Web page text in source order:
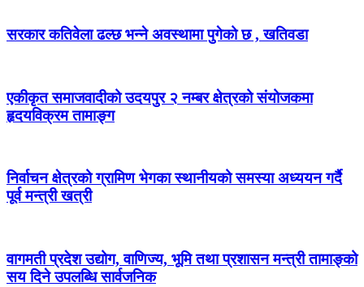
सरकार कतिवेला ढल्छ भन्ने अवस्थामा पुगेको छ , खतिवडा
एकीकृत समाजवादीको उदयपुर २ नम्बर क्षेत्रको संयोजकमा
हृदयविक्रम तामाङ्ग
निर्वाचन क्षेत्रको ग्रामिण भेगका स्थानीयको समस्या अध्ययन गर्दै
पूर्व मन्त्री खत्री
वागमती प्रदेश उद्योग, वाणिज्य, भूमि तथा प्रशासन मन्त्री तामाङ्को
सय दिने उपलब्धि सार्वजनिक